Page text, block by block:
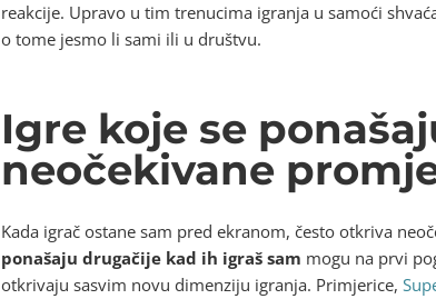
reakcije. Upravo u tim trenucima igranja u samoći
o tome jesmo li sami ili u društvu.
Igre koje se
neočekivane
Kada igrač ostane sam pred ekranom, često otkriva
ponašaju drugačije kad ih igraš sam mogu na prvi
otkrivaju sasvim novu dimenziju igranja. Primjerice,